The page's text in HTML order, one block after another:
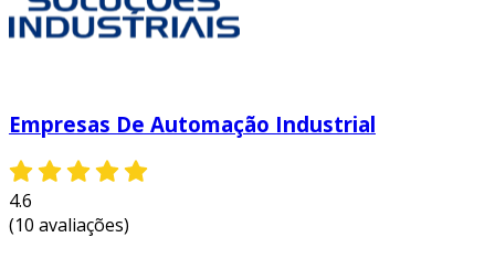
Empresas De Automação Industrial
4.6
(10 avaliações)